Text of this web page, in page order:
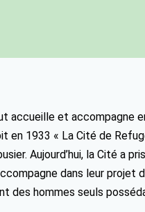
accueille et accompagne
en 1933 « La Cité de
Aujourd’hui, la Cité a
dans leur projet
des hommes seuls